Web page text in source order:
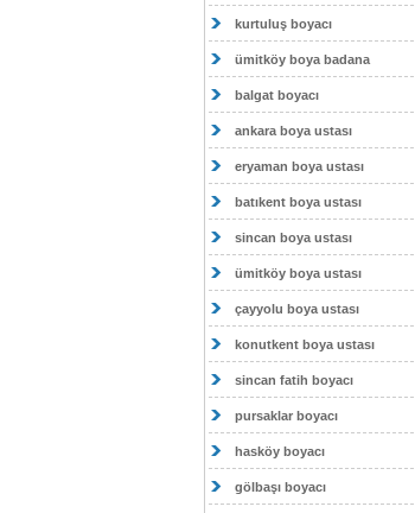
kurtuluş boyacı
ümitköy boya badana
balgat boyacı
ankara boya ustası
eryaman boya ustası
batıkent boya ustası
sincan boya ustası
ümitköy boya ustası
çayyolu boya ustası
konutkent boya ustası
sincan fatih boyacı
pursaklar boyacı
hasköy boyacı
gölbaşı boyacı